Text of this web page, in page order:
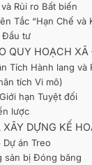
Rủi ro Bất biến
Tắc “Hạn Chế và
Đầu tư
QUY HOẠCH
Tích Hành lang và
tích Vi mô)
hạn Tuyệt đối
lược
DỰNG KẾ
Dự án Treo
sản bị Đóng băng